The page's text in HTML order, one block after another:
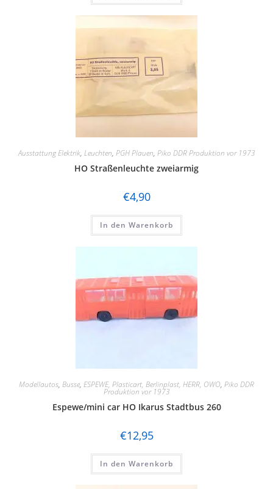
Ausstattung Elektrik, Leuchten, PGH Plauen, Piko DDR Produktion vor 1973
HO Straßenleuchte zweiarmig
€4,90
In den Warenkorb
Modellautos, Busse, ESPEWE, Plasticart, Berlinplast, HERR, OWO, Piko DDR
Produktion vor 1973
Espewe/mini car HO Ikarus Stadtbus 260
€12,95
In den Warenkorb